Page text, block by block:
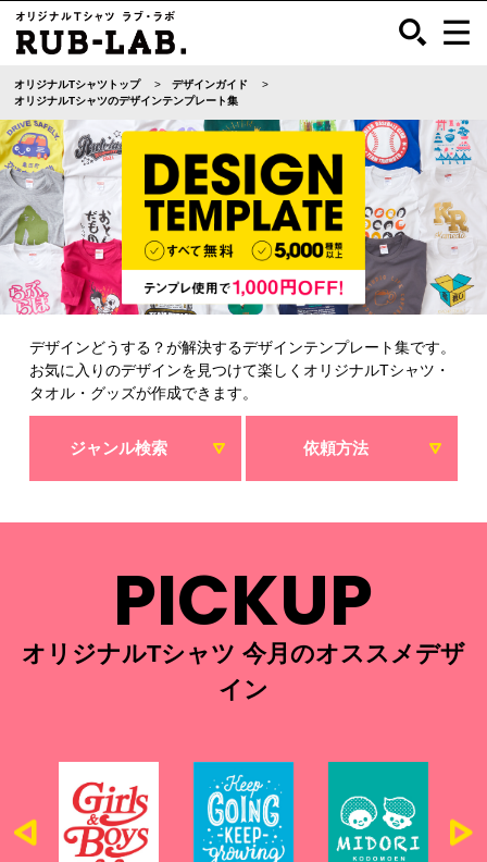
オリジナルTシャツトップ
デザインガイド
オリジナルTシャツのデザインテンプレート集
デザインどうする？が解決するデザインテンプレート集です。
お気に入りのデザインを見つけて楽しくオリジナルTシャツ・
タオル・グッズが作成できます。
ジャンル検索 依頼方法
PICKUP
オリジナルTシャツ 今月のオススメデザ
イン